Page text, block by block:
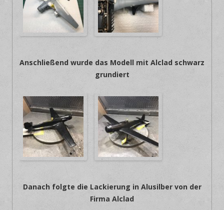
Anschließend wurde das Modell mit Alclad schwarz
grundiert
Danach folgte die Lackierung in Alusilber von der
Firma Alclad